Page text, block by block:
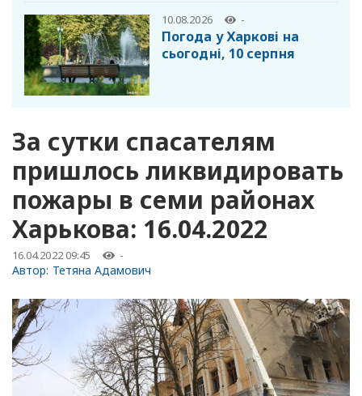
10.08.2026 -
Погода у Харкові на
сьогодні, 10 серпня
За сутки спасателям
пришлось ликвидировать
пожары в семи районах
Харькова: 16.04.2022
16.04.2022 09:45 -
Автор: Тетяна Адамович